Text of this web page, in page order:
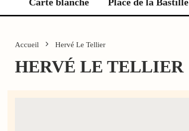
Accueil Hervé Le Tellier
HERVÉ LE TELLIER